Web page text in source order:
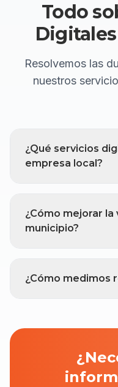
Todo
Resolvemos las
nuestros
¿Qué servicios
empresa local?
¿Cómo mejorar la
municipio?
¿Cómo medimos